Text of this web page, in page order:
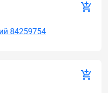
84259754